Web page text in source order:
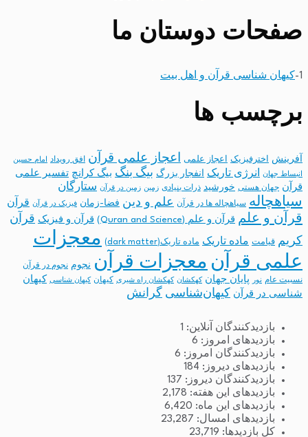
صفحات دوستان ما
1- کیهان شناسی قرآن و اهل بیت
برچسب ها
آفرینش اخترفیزیک اعجاز علمی اعجاز علمی قرآن افق رویداد امام حسین
انبساط جهان انرژی تاریک انفجار بزرگ بیگ بنگ بیگ کرانچ تفسیر علمی
قرآن جهان هستی خورشید ذرات بنیادی زمین زمین در قرآن ستارگان
سیاهچاله سیاهچاله ها در قرآن علم و دین فضا-زمان فیزیک در قرآن قرآن
قرآن و علم قرآن و علم (Quran and Science) قرآن و فیزیک قرآن
کریم قیامت ماده تاریک ماده تاریک(dark matter)
معجزات
علمی قرآن معجزات قرآن نجوم نجوم در قرآن
نسبیت عام نور پایان جهان کهکشان کهکشان راه شیری کیهان کیهان شناسی
کیهان
شناسی در قرآن
کیهان‌شناسی گرانش
بازدیدکنندگان آنلاین: 1
بازدیدهای امروز: 6
بازدیدکنندگان امروز: 6
بازدیدهای دیروز: 184
بازدیدکنندگان دیروز: 137
بازدیدهای این هفته: 2,178
بازدیدهای این ماه: 6,420
بازدیدهای امسال: 23,287
کل بازدیدها: 23,719